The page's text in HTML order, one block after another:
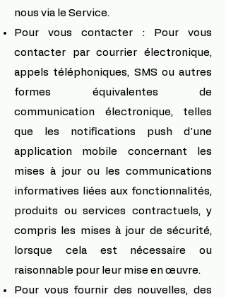
nous via le Service.
Pour vous contacter : Pour vous
contacter par courrier électronique,
appels téléphoniques, SMS ou autres
formes équivalentes de
communication électronique, telles
que les notifications push d'une
application mobile concernant les
mises à jour ou les communications
informatives liées aux fonctionnalités,
produits ou services contractuels, y
compris les mises à jour de sécurité,
lorsque cela est nécessaire ou
raisonnable pour leur mise en œuvre.
Pour vous fournir des nouvelles, des